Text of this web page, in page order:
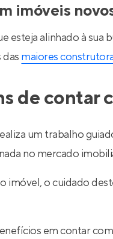
imóveis
esteja alinhado à
maiores
de
um trabalho
no mercado
imóvel, o cuidado
em contar